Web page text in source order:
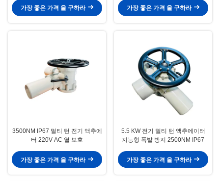
가장 좋은 가격 을 구하라
가장 좋은 가격 을 구하라
3500NM IP67 멀티 턴 전기 액추에
터 220V AC 열 보호
가장 좋은 가격 을 구하라
5.5 KW 전기 멀티 턴 액추에이터
지능형 폭발 방지 2500NM IP67
가장 좋은 가격 을 구하라